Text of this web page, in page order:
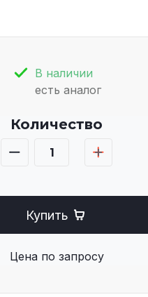
В наличии
есть аналог
Количество
Купить
Цена по запросу